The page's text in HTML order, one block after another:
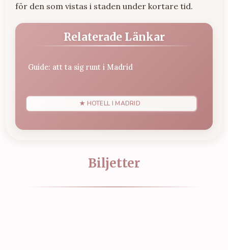
för den som vistas i staden under kortare tid.
Relaterade Länkar
Guide: att ta sig runt i Madrid
★ HOTELL I MADRID
Biljetter